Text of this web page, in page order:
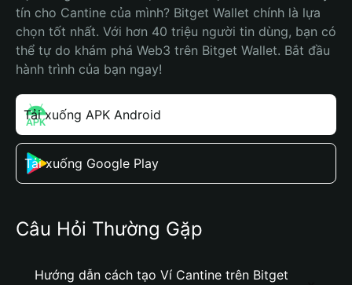
tín cho Cantine của mình? Bitget Wallet chính là lựa
chọn tốt nhất. Với hơn 40 triệu người tin dùng, bạn có
thể tự do khám phá Web3 trên Bitget Wallet. Bắt đầu
hành trình của bạn ngay!
Tải xuống APK Android
Tải xuống Google Play
Câu Hỏi Thường Gặp
Hướng dẫn cách tạo Ví Cantine trên Bitget